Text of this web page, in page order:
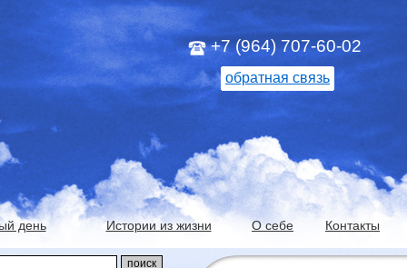
+7 (964) 707-60-02
обратная связь
день Истории из жизни О себе Контакты